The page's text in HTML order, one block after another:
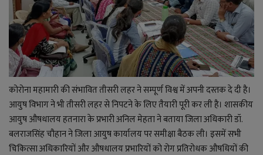
कोरोना महामारी की संभावित तीसरी लहर ने सम्पूर्ण विश्व में अपनी दस्तक दे दी है।
आयुष विभाग ने भी तीसरी लहर से निपटने के लिए तैयारी पूरी कर ली है। शासकीय
आयुष औषधालय हतनारा के प्रभारी अनिल मेहता ने बताया जिला अधिकारी डॉ.
बलराजसिंह चौहान ने जिला आयुष कार्यालय पर समीक्षा बैठक ली। इसमें सभी
चिकित्सा अधिकारियों और औषधालय प्रभारियों को रोग प्रतिरोधक औषधियों की